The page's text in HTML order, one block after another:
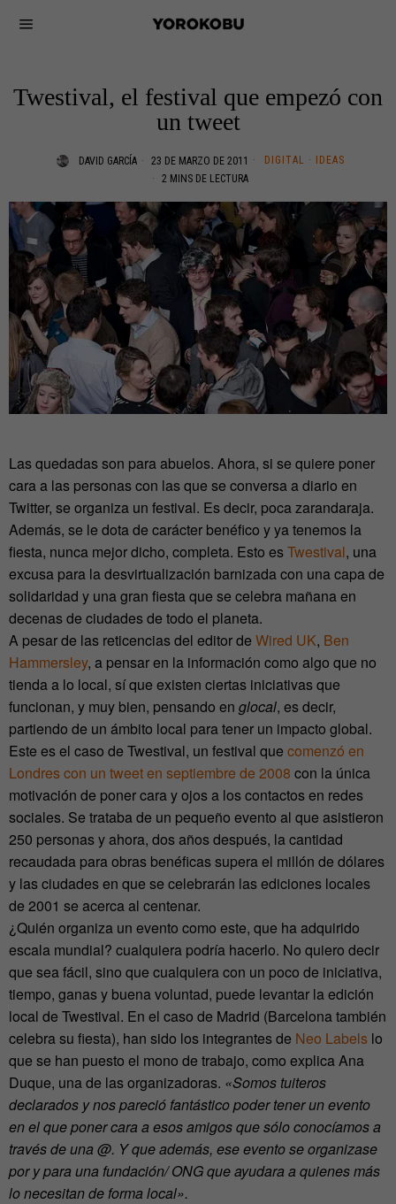
Twestival, el festival que empezó con
un tweet
DAVID GARCÍA 23 DE MARZO DE 2011 DIGITAL ·
IDEAS
2 MINS DE LECTURA
Las quedadas son para abuelos. Ahora, si se quiere poner
cara a las personas con las que se conversa a diario en
Twitter, se organiza un festival. Es decir, poca zarandaraja.
Además, se le dota de carácter benéfico y ya tenemos la
fiesta, nunca mejor dicho, completa. Esto esTwestival, una
excusa para la desvirtualización barnizada con una capa de
solidaridad y una gran fiesta que se celebra mañana en
decenas de ciudades de todo el planeta.
A pesar de las reticencias del editor de Wired UK, Ben
Hammersley, a pensar en la información como algo que no
tienda a lo local, sí que existen ciertas iniciativas que
funcionan, y muy bien, pensando en glocal, es decir,
partiendo de un ámbito local para tener un impacto global.
Este es el caso de Twestival, un festival que comenzó en
Londres con un tweet en septiembre de 2008 con la única
motivación de poner cara y ojos a los contactos en redes
sociales. Se trataba de un pequeño evento al que asistieron
250 personas y ahora, dos años después, la cantidad
recaudada para obras benéficas supera el millón de dólares
y las ciudades en que se celebrarán las ediciones locales
de 2001 se acerca al centenar.
¿Quién organiza un evento como este, que ha adquirido
escala mundial? cualquiera podría hacerlo. No quiero decir
que sea fácil, sino que cualquiera con un poco de iniciativa,
tiempo, ganas y buena voluntad, puede levantar la edición
local de Twestival. En el caso de Madrid (Barcelona también
celebra su fiesta), han sido los integrantes de Neo Labels lo
que se han puesto el mono de trabajo, como explica Ana
Duque, una de las organizadoras. «Somos tuiteros
declarados y nos pareció fantástico poder tener un evento
en el que poner cara a esos amigos que sólo conocíamos a
través de una @. Y que además, ese evento se organizase
por y para una fundación/ ONG que ayudara a quienes más
lo necesitan de forma local».